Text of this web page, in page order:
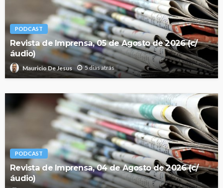
PODCAST
Revista de Imprensa, 05 de Agosto de 2026 (c/
áudio)
Mauricio De Jesus 5 dias atrás
PODCAST
Revista de Imprensa, 04 de Agosto de 2026 (c/
áudio)